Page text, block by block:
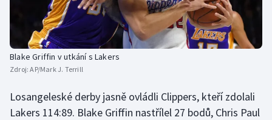
Blake Griffin v utkání s Lakers
Zdroj:AP/Mark J. Terrill
Losangeleské derby jasně ovládli Clippers, kteří zdolali
Lakers 114:89. Blake Griffin nastřílel 27 bodů, Chris Paul